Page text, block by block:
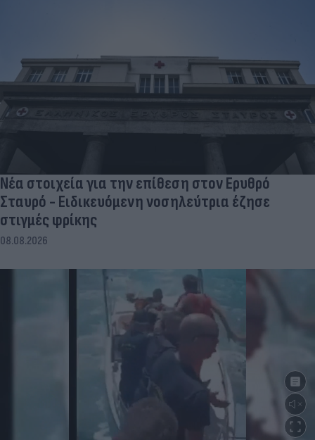
Νέα στοιχεία για την επίθεση στον Ερυθρό
Σταυρό - Ειδικευόμενη νοσηλεύτρια έζησε
στιγμές φρίκης
08.08.2026